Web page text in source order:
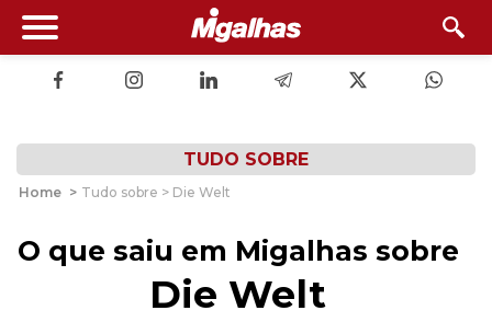
TUDO SOBRE
Home > Tudo sobre > Die Welt
O que saiu em Migalhas sobre
Die Welt